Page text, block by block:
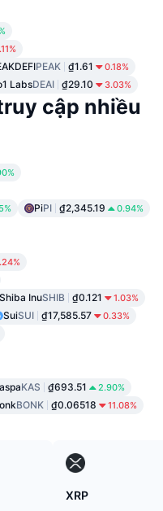
PEAK ₫1.61 0.18%
LabsDEAI ₫29.10 3.03%
cập nhiều
PiPI ₫2,345.19 0.94%
Shiba InuSHIB ₫0.121 1.03%
SuiSUI ₫17,585.57 0.33%
KAS ₫693.51 2.90%
BONK ₫0.06518 11.08%
XRP